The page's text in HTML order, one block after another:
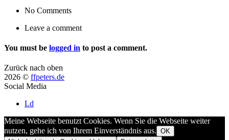
No Comments
Leave a comment
You must be logged in to post a comment.
Zurück nach oben
2026 © ffpeters.de
Social Media
Ld
Meine Webseite benutzt Cookies. Wenn Sie die Webseite weiter
nutzen, gehe ich von Ihrem Einverständnis aus. OK